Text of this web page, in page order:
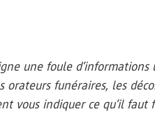
une foule
orateurs funéraires, les
vous indiquer ce qu’il faut